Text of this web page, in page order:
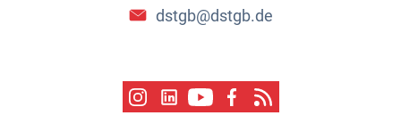
dstgb@dstgb.de